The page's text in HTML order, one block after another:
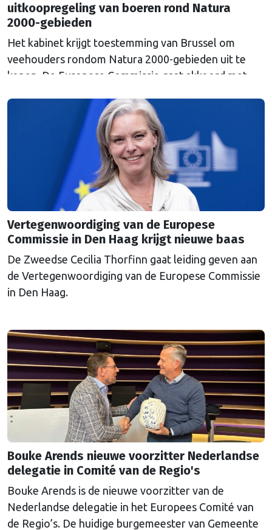
uitkoopregeling van boeren rond Natura
2000-gebieden
Het kabinet krijgt toestemming van Brussel om
veehouders rondom Natura 2000-gebieden uit te
kopen. De Europese Commissie gaat akkoord met
Vertegenwoordiging van de Europese
Commissie in Den Haag krijgt nieuwe baas
De Zweedse Cecilia Thorfinn gaat leiding geven aan
de Vertegenwoordiging van de Europese Commissie
in Den Haag.
Bouke Arends nieuwe voorzitter Nederlandse
delegatie in Comité van de Regio's
Bouke Arends is de nieuwe voorzitter van de
Nederlandse delegatie in het Europees Comité van
de Regio’s. De huidige burgemeester van Gemeente